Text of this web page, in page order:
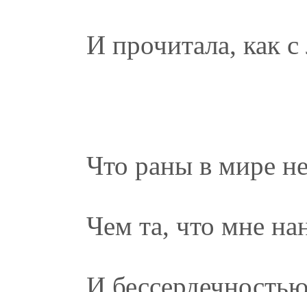
И прочитала, как с
Что раны в мире
Чем та, что мне